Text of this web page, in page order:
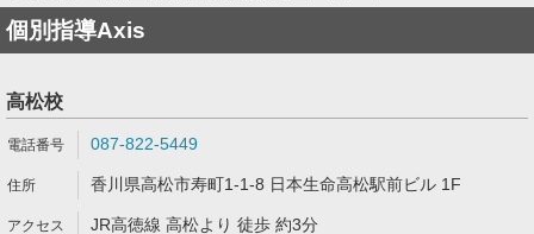
個別指導Axis
高松校
087-822-5449
香川県高松市寿町1-1-8 日本生命高松駅前ビル 1F
JR高徳線 高松より 徒歩 約3分